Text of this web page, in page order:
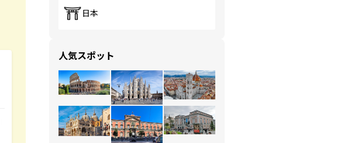
日本
人気スポット